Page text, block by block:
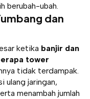
berubah-ubah.
dan
ketika banjir dan
tower
tidak terdampak.
ulang jaringan,
menambah jumlah